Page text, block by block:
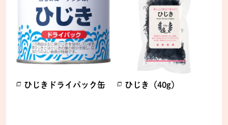
ひじきドライパック缶
ひじき（40g）